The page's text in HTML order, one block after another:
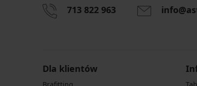
713 822 963
Dla klientów